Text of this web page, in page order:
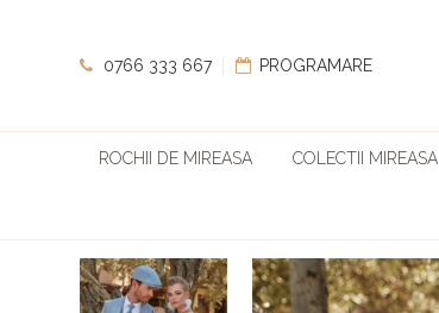
0766 333 667 PROGRAMARE
ROCHII DE MIREASA COLECTII MIREASA